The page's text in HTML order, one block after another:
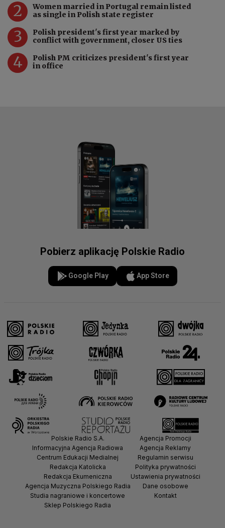
2
Women married in Portugal remain listed
as single in Polish state register
3
Polish president's first year marked by
conflict with government, closer US ties
4
Polish PM criticizes president's first year
in office
Pobierz aplikację Polskie Radio
Google Play App Store
Polskie Radio S.A.
Informacyjna Agencja Radiowa
Centrum Edukacji Medialnej
Redakcja Katolicka
Redakcja Ekumeniczna
Agencja Muzyczna Polskiego Radia
Studia nagraniowe i koncertowe
Sklep Polskiego Radia
Agencja Promocji
Agencja Reklamy
Regulamin serwisu
Polityka prywatności
Ustawienia prywatności
Dane osobowe
Kontakt